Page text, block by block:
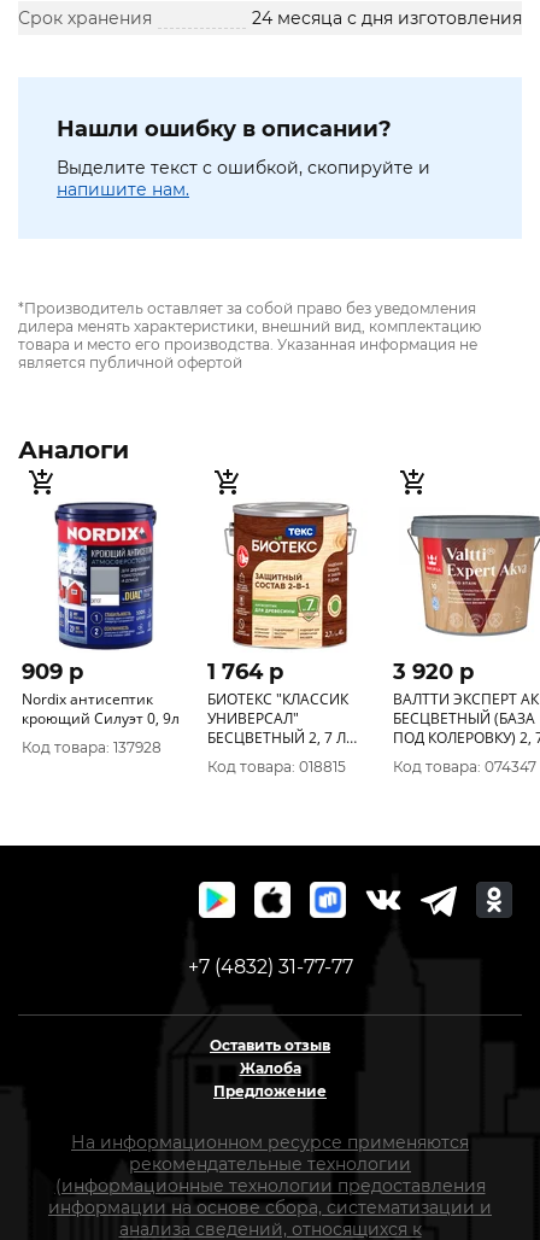
Срок хранения
24 месяца с дня изготовления
Нашли ошибку в описании?
Выделите текст с ошибкой, скопируйте и
напишите нам.
*Производитель оставляет за собой право без уведомления
дилера менять характеристики, внешний вид, комплектацию
товара и место его производства. Указанная информация не
является публичной офертой
Аналоги
909 p
Nordix антисептик
кроющий Силуэт 0, 9л
Код товара: 137928
1 764 p
БИОТЕКС "КЛАССИК
УНИВЕРСАЛ"
БЕСЦВЕТНЫЙ 2, 7 Л
(1/6) ТЕКС
Код товара: 018815
3 920 p
ВАЛТТИ ЭКСПЕРТ
БЕСЦВЕТНЫЙ (БАЗА
ПОД КОЛЕРОВКУ) 2, 7 Л
(1) АНТИСЕПТИК ДЛЯ
ДЕРЕВА
Код товара: 074347
+7 (4832) 31-77-77
Оставить отзыв
Жалоба
Предложение
На информационном ресурсе применяются
рекомендательные технологии
(информационные технологии предоставления
информации на основе сбора, систематизации и
анализа сведений, относящихся к